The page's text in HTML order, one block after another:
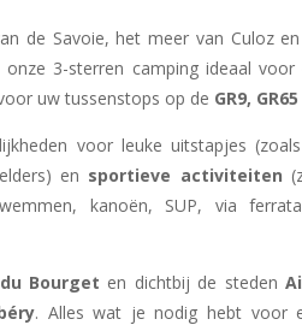
de Savoie, het meer van Culoz
onze 3-sterren camping ideaal voor
uw tussenstops op de GR9,
voor leuke uitstapjes
en sportieve activiteiten
kanoën, SUP, via
Bourget en dichtbij de steden
. Alles wat je nodig hebt voor